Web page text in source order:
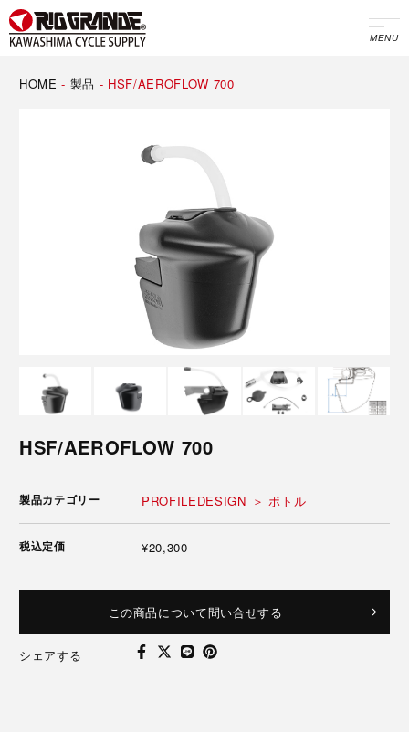
MENU
HOME - 製品 - HSF/AEROFLOW 700
HSF/AEROFLOW 700
製品カテゴリー PROFILEDESIGN ボトル
税込定価 ¥20,300
この商品について問い合せする
シェアする